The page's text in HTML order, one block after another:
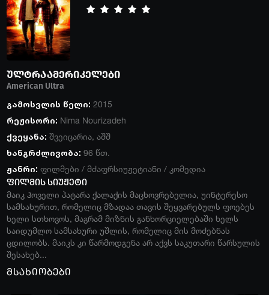
ულტრაამერიკელები
American Ultra
გამოსვლის წელი: 2015
რეჟისორი: Nima Nourizadeh
ქვეყანა: შვეიცარია, აშშ
ხანგრძლივობა: 96 წთ.
ჟანრი: ფილმები / მძაფრსიუჟეტიანი / კომედია
ფილმის სიუჟეტი
მაიკ ჰოველი პატარა ქალაქის მაცხოვრებელია, უინტერესო
სამსახურით, რომელიც მზადაა თავის შეყვარებულს ფოებეს
ხელი სთხოვოს, მაგრამ მიზნის განხორციელებაში ხელს
საიდუმლო სამსახური უშლის, რომელიც მის მოძებნას
ცდილობს. მაიკს კი წარმოდგენა არ აქვს საკუთარი წარსულის
შესახებ...
მსახიობები